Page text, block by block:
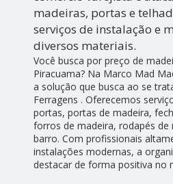
madeiras, portas e
serviços de instalação e
diversos materiais.
Você busca por preço de
Piracuama? Na Marco Mad
a solução que busca ao se
Ferragens . Oferecemos
portas, portas de madeira,
forros de madeira, rodapés de
barro. Com profissionais
instalações modernas, a
destacar de forma positiva no